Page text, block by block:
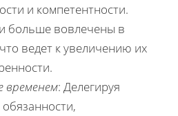
и компетентности.
больше вовлечены в
ведет к увеличению их
временем: Делегируя